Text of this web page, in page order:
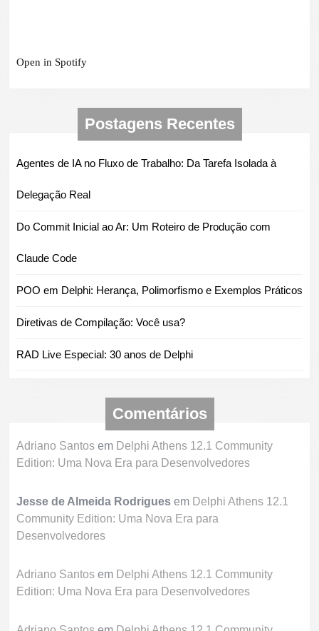
Open in Spotify
Postagens Recentes
Agentes de IA no Fluxo de Trabalho: Da Tarefa Isolada à
Delegação Real
Do Commit Inicial ao Ar: Um Roteiro de Produção com
Claude Code
POO em Delphi: Herança, Polimorfismo e Exemplos Práticos
Diretivas de Compilação: Você usa?
RAD Live Especial: 30 anos de Delphi
Comentários
Adriano Santos em Delphi Athens 12.1 Community
Edition: Uma Nova Era para Desenvolvedores
Jesse de Almeida Rodrigues em Delphi Athens 12.1
Community Edition: Uma Nova Era para
Desenvolvedores
Adriano Santos em Delphi Athens 12.1 Community
Edition: Uma Nova Era para Desenvolvedores